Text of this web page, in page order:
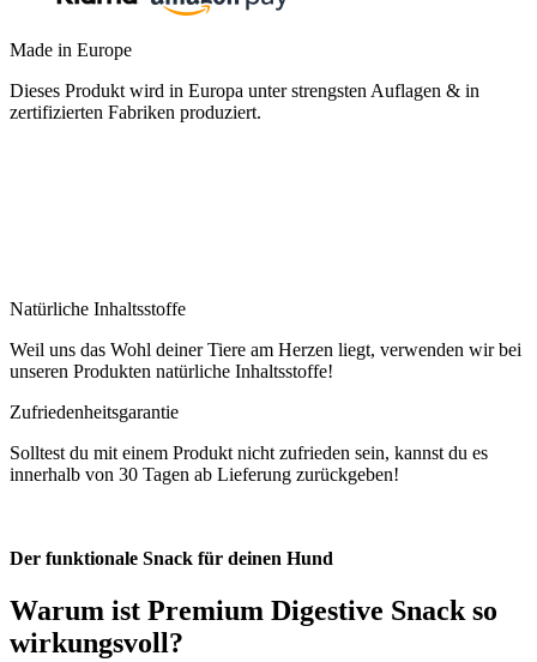
Made in Europe
Dieses Produkt wird in Europa unter strengsten Auflagen & in
zertifizierten Fabriken produziert.
Natürliche Inhaltsstoffe
Weil uns das Wohl deiner Tiere am Herzen liegt, verwenden wir bei
unseren Produkten natürliche Inhaltsstoffe!
Zufriedenheitsgarantie
Solltest du mit einem Produkt nicht zufrieden sein, kannst du es
innerhalb von 30 Tagen ab Lieferung zurückgeben!
Der funktionale Snack für deinen Hund
Warum ist Premium Digestive Snack so
wirkungsvoll?